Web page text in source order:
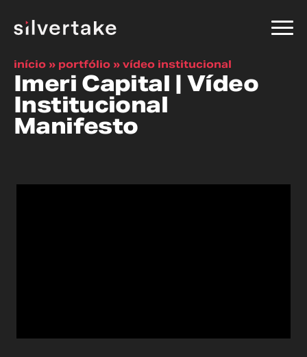
início » portfólio » vídeo institucional
Imeri Capital | Vídeo
Institucional
Manifesto